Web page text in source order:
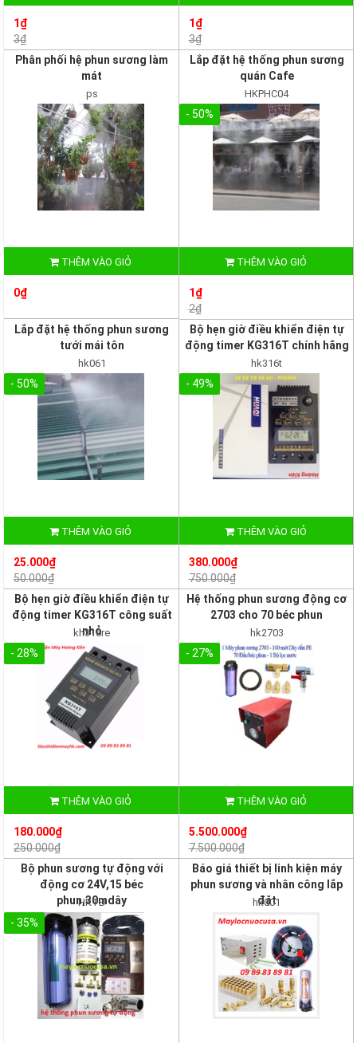
1₫
3₫
1₫
3₫
Phân phối hệ phun sương làm
mát
ps
THÊM VÀO GIỎ
0₫
Lắp đặt hệ thống phun sương
quán Cafe
HKPHC04
- 50%
THÊM VÀO GIỎ
1₫
2₫
Lắp đặt hệ thống phun sương
tưới mái tôn
hk061
- 50%
THÊM VÀO GIỎ
25.000₫
50.000₫
Bộ hẹn giờ điều khiển điện tự
động timer KG316T chính hãng
hk316t
- 49%
THÊM VÀO GIỎ
380.000₫
750.000₫
Bộ hẹn giờ điều khiển điện tự
động timer KG316T công suất
nhỏ
kh316re
- 28%
THÊM VÀO GIỎ
180.000₫
250.000₫
Hệ thống phun sương động cơ
2703 cho 70 béc phun
hk2703
- 27%
THÊM VÀO GIỎ
5.500.000₫
7.500.000₫
Bộ phun sương tự động với
động cơ 24V,15 béc
phun,30mdây
HKTĐ
- 35%
Báo giá thiết bị linh kiện máy
phun sương và nhân công lắp
đặt
hk001